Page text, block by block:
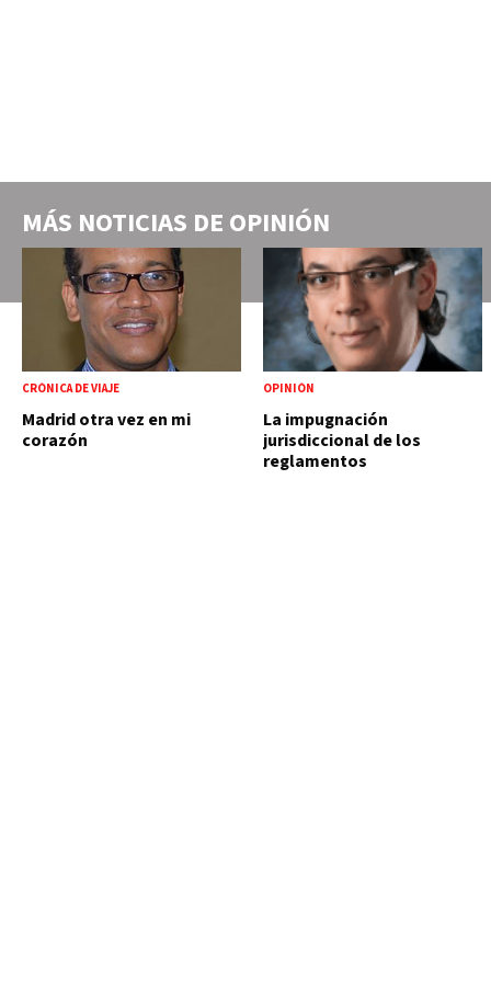
MÁS NOTICIAS DE OPINIÓN
CRÓNICA DE VIAJE
Madrid otra vez en mi
corazón
OPINIÓN
La impugnación
jurisdiccional de los
reglamentos